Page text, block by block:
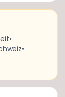
•
•